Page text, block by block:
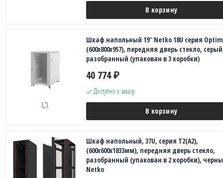
В корзину
Шкаф напольный 19" Netko 18U серия
(600х800х957), передняя дверь стекло,
разобранный (упакован в 3 коробки)
40 774 ₽
Доступно к заказу
В корзину
Шкаф напольный, 37U, серия T2(A2),
(600х600х1833мм), передняя дверь стекло,
разобранный (упакован в 2 коробки),
Netko